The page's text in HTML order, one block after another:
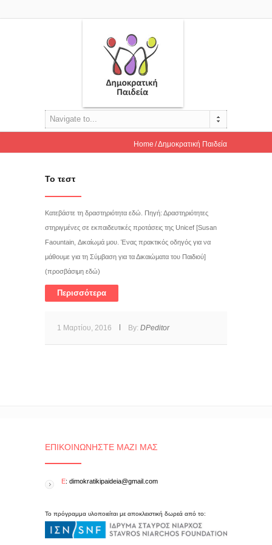
Navigate to...
Home Δημοκρατική Παιδεία
Το τεστ
Κατεβάστε τη δραστηριότητα εδώ. Πηγή: Δραστηριότητες
στηριγμένες σε εκπαιδευτικές προτάσεις της Unicef [Susan
Faountain, Δικαίωμά μου. Ένας πρακτικός οδηγός για να
μάθουμε για τη Σύμβαση για τα Δικαιώματα του Παιδιού]
(προσβάσιμη εδώ)
Περισσότερα
1 Μαρτίου, 2016 By: DPeditor
ΕΠΙΚΟΙΝΩΝΉΣΤΕ ΜΑΖΊ ΜΑΣ
E: dimokratikipaideia@gmail.com
Το πρόγραμμα υλοποιείται με αποκλειστική δωρεά από το: